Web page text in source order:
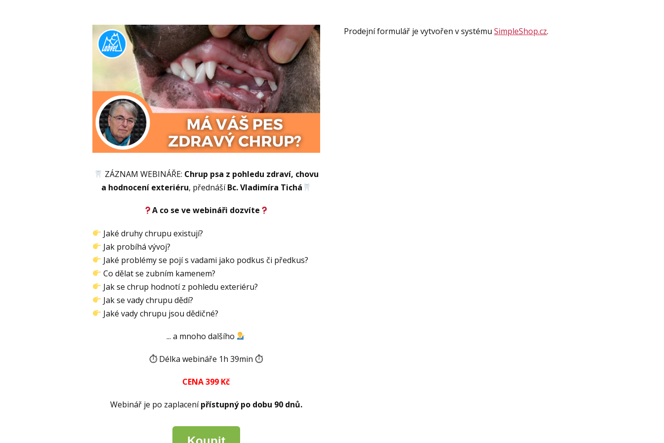
ZÁZNAM WEBINÁŘE: Chrup psa z pohledu zdraví, chovu
a hodnocení exteriéru, přednášíBc. Vladimíra Tichá
A co se ve webináři dozvíte
Jaké druhy chrupu existují?
Jak probíhá vývoj?
Jaké problémy se pojí s vadami jako podkus či předkus?
Co dělat se zubním kamenem?
Jak se chrup hodnotí z pohledu exteriéru?
Jak se vady chrupu dědí?
Jaké vady chrupu jsou dědičné?
... a mnoho dalšího
⏱ Délka webináře 1h 39min ⏱
CENA 399 Kč
Webinář je po zaplacenípřístupný po dobu 90 dnů.
Prodejní formulář je vytvořen v systémuSimpleShop.cz.